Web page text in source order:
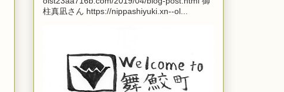
柱真凪さん https://nippashiyuki.xn--ol...